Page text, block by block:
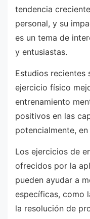
tendencia
personal, y su
es un tema de
y entusiastas.
Estudios recientes
ejercicio físico
entrenamiento
positivos en las
potencialmente, en
Los ejercicios de
ofrecidos por la
pueden ayudar a
específicas, como
la resolución de